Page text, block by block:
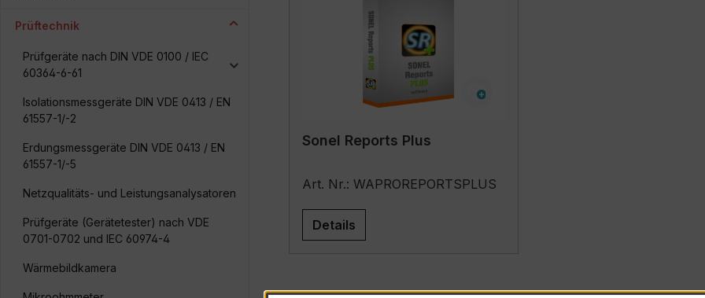
Prüftechnik
Prüfgeräte nach DIN VDE 0100 / IEC
60364-6-61
Isolationsmessgeräte DIN VDE 0413 / EN
61557-1/-2
Erdungsmessgeräte DIN VDE 0413 / EN
61557-1/-5
Netzqualitäts- und Leistungsanalysatoren
Prüfgeräte (Gerätetester) nach VDE
0701-0702 und IEC 60974-4
Wärmebildkamera
Sonel Reports Plus
Art. Nr.: WAPROREPORTSPLUS
Details